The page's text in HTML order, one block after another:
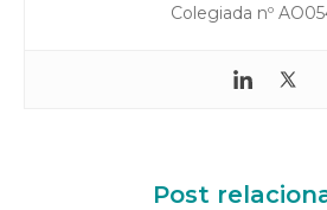
Colegiada nº
Post